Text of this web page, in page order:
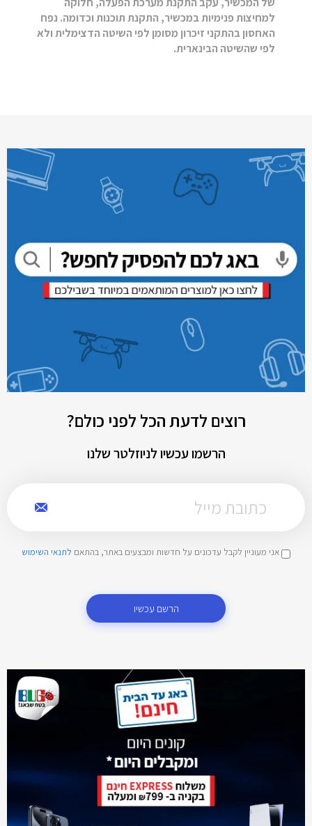
למחיצות פנימיות במכשיר, התקנת תוכנות וכדומה. נפח
האחסון בהתקני זיכרון מסומן לפי השיטה הדצימלית ולא
לפי שהשיטה הבינארית.
רוצים לדעת הכל לפני כולם?
הרשמו עכשיו לניוזלטר שלנו
אני מעוניין לקבל עדכונים על חדשות ומבצעים באתר, בהתאם לתנאי השימוש
הרשם עכשיו